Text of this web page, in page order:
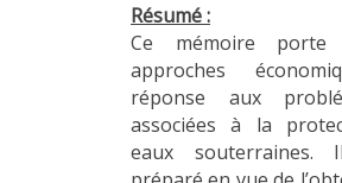
Résumé :
Ce mémoire
approches
réponse aux
associées à la
eaux